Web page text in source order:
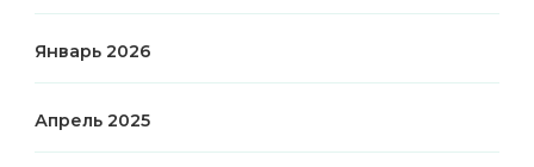
Январь 2026
Апрель 2025